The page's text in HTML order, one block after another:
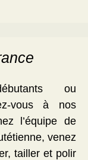
ou
vous à nos
l’équipe de
venez
tailler et polir